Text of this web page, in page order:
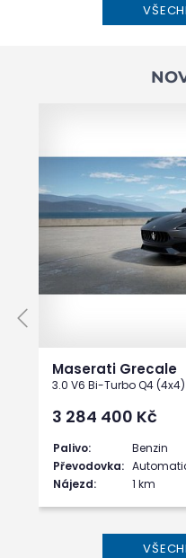
Maserati Grecale
3.0 V6 Bi-Turbo Q4 (4x4)
3 284 400 Kč
Palivo:
Benzin
Převodovka:
Nájezd:
1 km